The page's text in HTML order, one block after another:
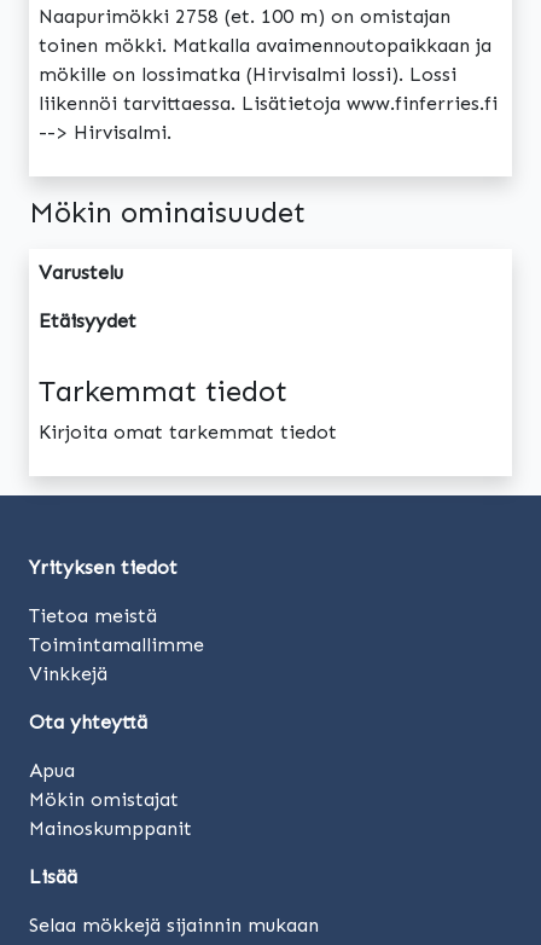
Naapurimökki 2758 (et. 100 m) on omistajan
toinen mökki. Matkalla avaimennoutopaikkaan ja
mökille on lossimatka (Hirvisalmi lossi). Lossi
liikennöi tarvittaessa. Lisätietoja www.finferries.fi
--> Hirvisalmi.
Mökin ominaisuudet
Varustelu
Etäisyydet
Tarkemmat tiedot
Kirjoita omat tarkemmat tiedot
Yrityksen tiedot
Tietoa meistä
Toimintamallimme
Vinkkejä
Ota yhteyttä
Apua
Mökin omistajat
Mainoskumppanit
Lisää
Selaa mökkejä sijainnin mukaan